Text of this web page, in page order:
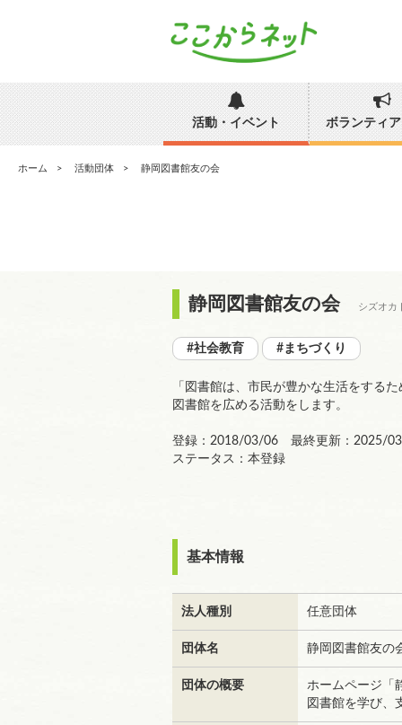
活動・イベント ボランティ
ホーム 活動団体 静岡図書館友の会
静岡図書館友の会 シズオカ
#社会教育 #まちづくり
「図書館は、市民が豊かな生活をする
図書館を広める活動をします。
登録：2018/03/06 最終更新：2025/
ステータス：本登録
基本情報
法人種別 任意団体
団体名 静岡図書館友の
団体の概要
ホームページ「
図書館を学び、